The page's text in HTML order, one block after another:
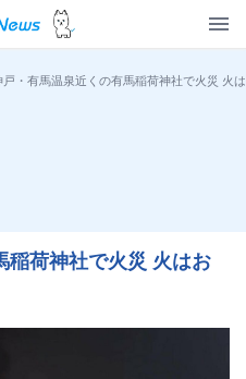
戸・有馬温泉近くの有馬稲荷神社で火災 火
稲荷神社で火災 火はお